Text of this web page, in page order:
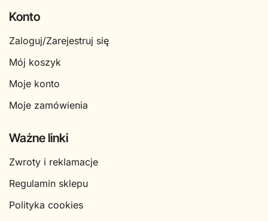
Konto
Zaloguj/Zarejestruj się
Mój koszyk
Moje konto
Moje zamówienia
Ważne linki
Zwroty i reklamacje
Regulamin sklepu
Polityka cookies